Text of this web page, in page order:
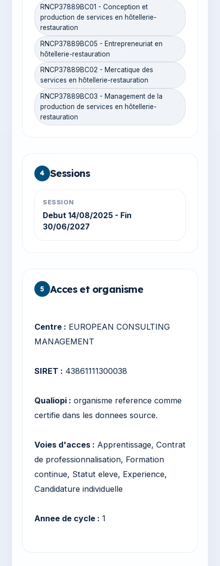
RNCP37889BC01 - Conception et
production de services en hôtellerie-
restauration
RNCP37889BC05 - Entrepreneuriat en
hôtellerie-restauration
RNCP37889BC02 - Mercatique des
services en hôtellerie-restauration
RNCP37889BC03 - Management de la
production de services en hôtellerie-
restauration
4 Sessions
SESSION
Debut 14/08/2025 - Fin
30/06/2027
5 Acces et organisme
Centre : EUROPEAN CONSULTING
MANAGEMENT
SIRET : 43861111300038
Qualiopi : organisme reference comme
certifie dans les donnees source.
Voies d'acces : Apprentissage, Contrat
de professionnalisation, Formation
continue, Statut eleve, Experience,
Candidature individuelle
Annee de cycle : 1